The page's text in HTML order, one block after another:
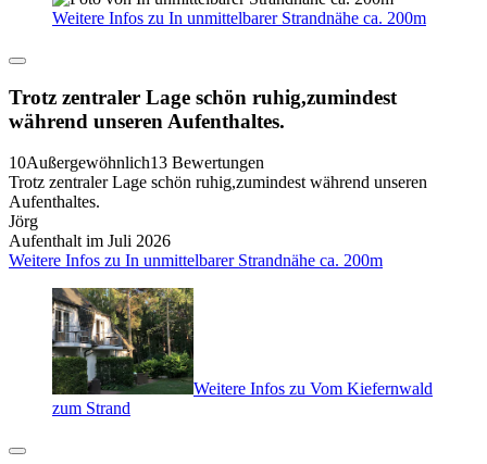
Weitere Infos zu In unmittelbarer Strandnähe ca. 200m
Trotz zentraler Lage schön ruhig,zumindest
während unseren Aufenthaltes.
10Außergewöhnlich13 Bewertungen
Trotz zentraler Lage schön ruhig,zumindest während unseren
Aufenthaltes.
Jörg
Aufenthalt im Juli 2026
Weitere Infos zu In unmittelbarer Strandnähe ca. 200m
Weitere Infos zu Vom Kiefernwald
zum Strand